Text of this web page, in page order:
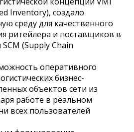
Inventory), создало
среду для качественного
ритейлера и поставщиков в
(Supply Chain
оперативного
бизнес-
объектов сети из
работе в реальном
всех пользователей